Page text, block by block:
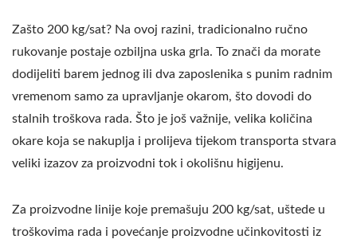
Zašto 200 kg/sat? Na ovoj razini, tradicionalno ručno
rukovanje postaje ozbiljna uska grla. To znači da morate
dodijeliti barem jednog ili dva zaposlenika s punim radnim
vremenom samo za upravljanje okarom, što dovodi do
stalnih troškova rada. Što je još važnije, velika količina
okare koja se nakuplja i prolijeva tijekom transporta stvara
veliki izazov za proizvodni tok i okolišnu higijenu.
Za proizvodne linije koje premašuju 200 kg/sat, uštede u
troškovima rada i povećanje proizvodne učinkovitosti iz